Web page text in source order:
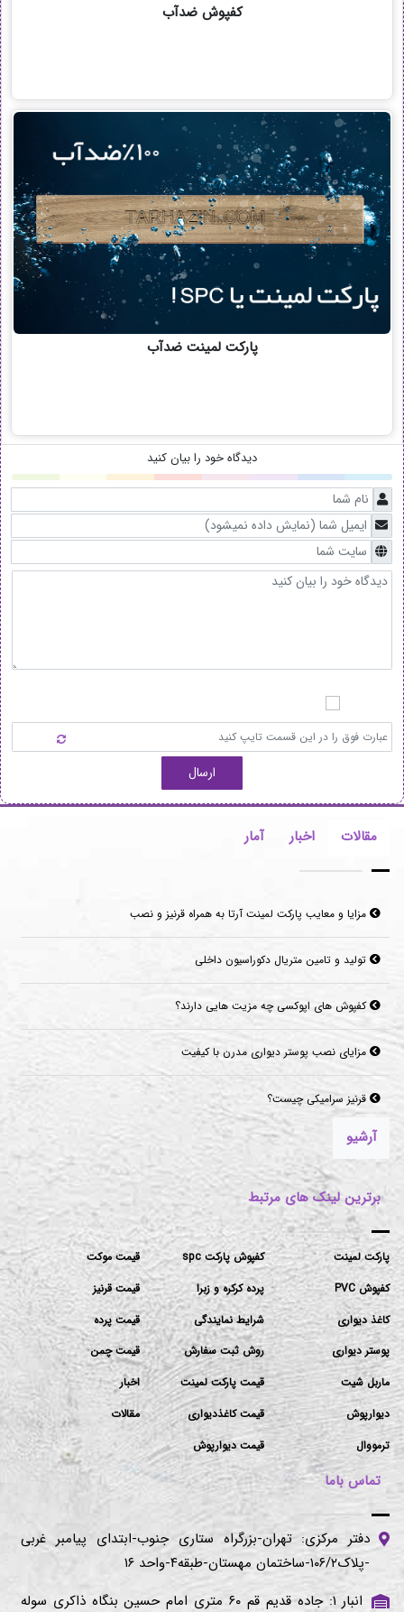
کفپوش ضدآب
پارکت لمینت ضدآب
دیدگاه خود را بیان کنید
ارسال
مقالات اخبار آمار
مزایا و معایب پارکت لمینت آرتا به همراه قرنیز و نصب
تولید و تامین متریال دکوراسیون داخلی
کفپوش های اپوکسی چه مزیت هایی دارند؟
مزایای نصب پوستر دیواری مدرن با کیفیت
قرنیز سرامیکی چیست؟
آرشیو
برترین لینک های مرتبط
پارکت لمینت
کفپوش PVC
کاغذ دیواری
پوستر دیواری
ماربل شیت
دیوارپوش
ترمووال
کفپوش پارکت spc
پرده کرکره و زبرا
شرایط نمایندگی
روش ثبت سفارش
قیمت پارکت لمینت
قیمت کاغذدیواری
قیمت دیوارپوش
قیمت موکت
قیمت قرنیز
قیمت پرده
قیمت چمن
اخبار
مقالات
تماس باما
دفتر مرکزی: تهران-بزرگراه ستاری جنوب-ابتدای پیامبر غربی
-پلاک۱۰۶/۲-ساختمان مهستان-طبقه۴-واحد ۱۶
انبار ۱: جاده قدیم قم ۶۰ متری امام حسین بنگاه ذاکری سوله